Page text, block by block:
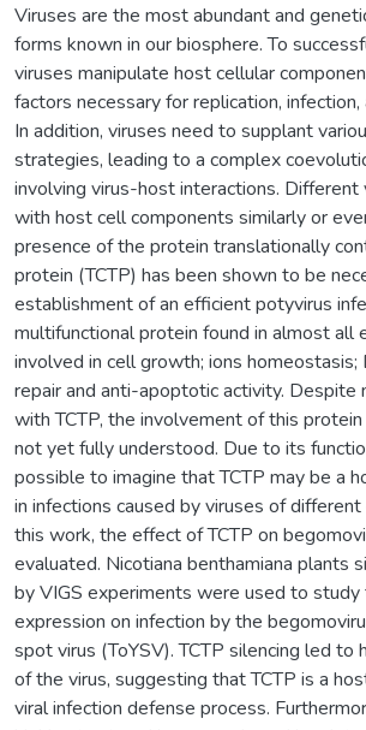
Viruses are the most abundant and
forms known in our biosphere. To
viruses manipulate host cellular
factors necessary for replication, infection,
In addition, viruses need to supplant
strategies, leading to a complex
involving virus-host interactions. Different
with host cell components similarly or
presence of the protein translationally
protein (TCTP) has been shown to be
establishment of an efficient potyvirus
multifunctional protein found in almost all
involved in cell growth; ions homeostasis;
repair and anti-apoptotic activity. Despite
with TCTP, the involvement of this
not yet fully understood. Due to its
possible to imagine that TCTP may be a
in infections caused by viruses of different
this work, the effect of TCTP on
evaluated. Nicotiana benthamiana plants
by VIGS experiments were used to
expression on infection by the
spot virus (ToYSV). TCTP silencing led to
of the virus, suggesting that TCTP is a
viral infection defense process.